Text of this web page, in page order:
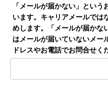
「メールが届かない」とい
います。キャリアメールで
めします。「メールが届かな
はメールが届いていないメー
ドレスやお電話でお問合せく